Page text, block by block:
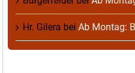
Hr. Gilera bei Ab Montag: